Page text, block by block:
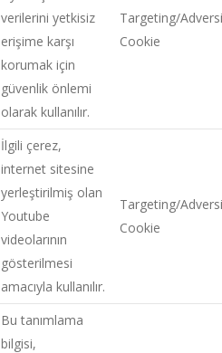
verilerini yetkisiz
erişime karşı
korumak için
güvenlik önlemi
olarak kullanılır.
Targeting/
Cookie
İlgili çerez,
internet sitesine
yerleştirilmiş olan
Youtube
videolarının
gösterilmesi
amacıyla kullanılır.
Targeting/
Cookie
Bu tanımlama
bilgisi,